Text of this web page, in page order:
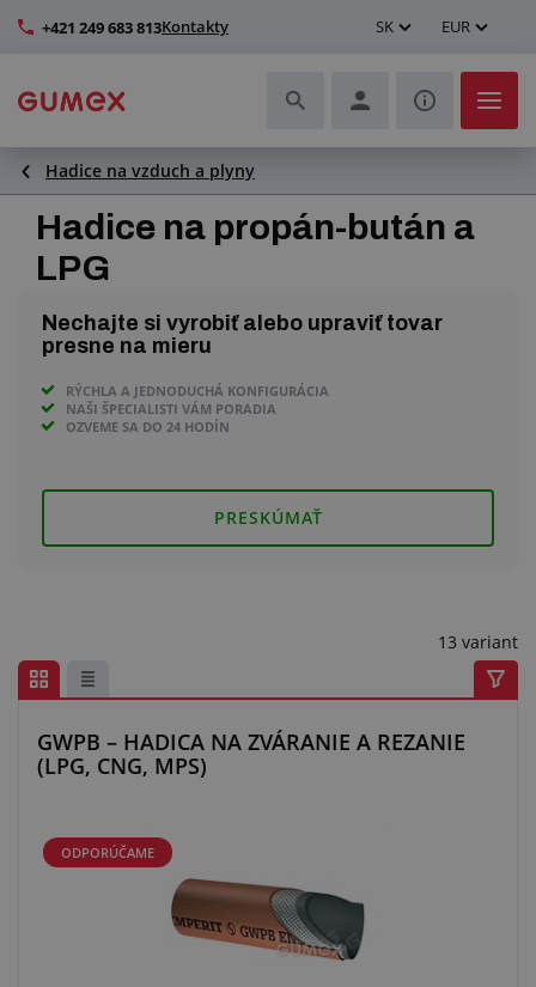
+421 249 683 813Kontakty SK EUR
Hadice a ich kompletizácia
Profily a výroba tesnení
Lepšie pracovné prostredie
Ďalšie gumové a plastové výrobky
Centrum dopytov
O nás a kariéra
Hadice na vzduch a plyny
Hadice na propán-bután a
LPG
Nechajte si vyrobiť alebo upraviť tovar
presne na mieru
RÝCHLA A JEDNODUCHÁ KONFIGURÁCIA
NAŠI ŠPECIALISTI VÁM PORADIA
OZVEME SA DO 24 HODÍN
PRESKÚMAŤ
13 variant
GWPB – HADICA NA ZVÁRANIE A REZANIE
(LPG, CNG, MPS)
ODPORÚČAME